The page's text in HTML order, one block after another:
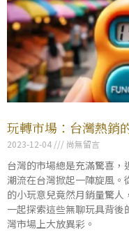
玩轉市場：台灣熱銷
2023-12-04 尚無留言
台灣的市場總是充滿驚喜
潮流在台灣掀起一陣旋風
的小玩意兒竟然月銷量驚
一起探索這些無聊玩具背
灣市場上大放異彩。